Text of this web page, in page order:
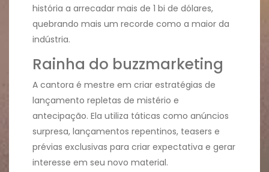
história a arrecadar mais de 1 bi de dólares,
quebrando mais um recorde como a maior da
indústria.
Rainha do buzzmarketing
A cantora é mestre em criar estratégias de
lançamento repletas de mistério e
antecipação. Ela utiliza táticas como anúncios
surpresa, lançamentos repentinos, teasers e
prévias exclusivas para criar expectativa e gerar
interesse em seu novo material.